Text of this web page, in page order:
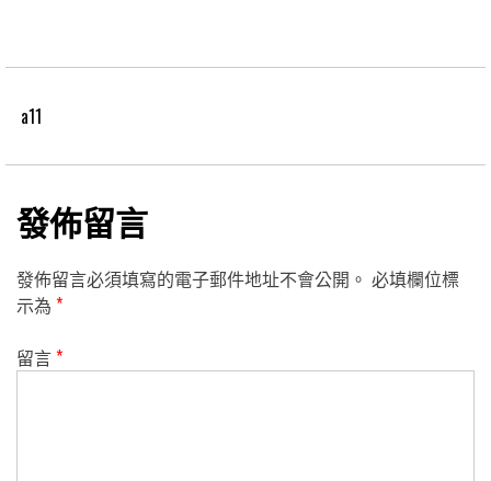
a11
發佈留言
發佈留言必須填寫的電子郵件地址不會公開。 必填欄位標
示為 *
留言*